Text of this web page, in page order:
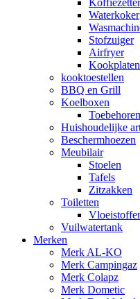
Waterkoker
Stofzuiger
Airfryer
Kookplaten
kooktoestellen
BBQ en Grill
Koelboxen
Toebehoren
Huishoudelijke
Beschermhoezen
Meubilair
Stoelen
Tafels
Zitzakken
Toiletten
Vuilwatertank
Merken
Merk AL-KO
Merk Campingaz
Merk Colapz
Merk Dometic